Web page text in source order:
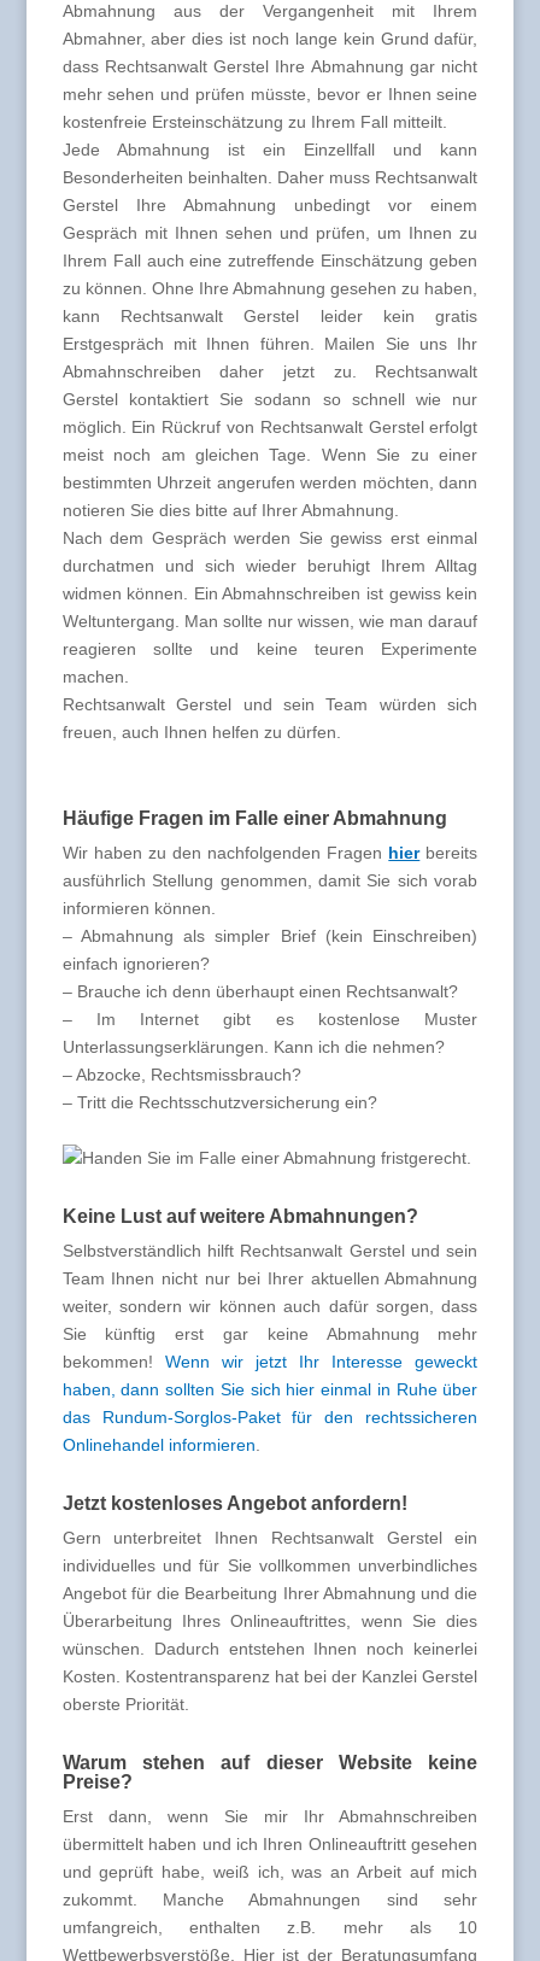
Abmahnung aus der Vergangenheit mit Ihrem
Abmahner, aber dies ist noch lange kein Grund dafür,
dass Rechtsanwalt Gerstel Ihre Abmahnung gar nicht
mehr sehen und prüfen müsste, bevor er Ihnen seine
kostenfreie Ersteinschätzung zu Ihrem Fall mitteilt.
Jede Abmahnung ist ein Einzellfall und kann
Besonderheiten beinhalten. Daher muss Rechtsanwalt
Gerstel Ihre Abmahnung unbedingt vor einem
Gespräch mit Ihnen sehen und prüfen, um Ihnen zu
Ihrem Fall auch eine zutreffende Einschätzung geben
zu können. Ohne Ihre Abmahnung gesehen zu haben,
kann Rechtsanwalt Gerstel leider kein gratis
Erstgespräch mit Ihnen führen. Mailen Sie uns Ihr
Abmahnschreiben daher jetzt zu. Rechtsanwalt
Gerstel kontaktiert Sie sodann so schnell wie nur
möglich. Ein Rückruf von Rechtsanwalt Gerstel erfolgt
meist noch am gleichen Tage. Wenn Sie zu einer
bestimmten Uhrzeit angerufen werden möchten, dann
notieren Sie dies bitte auf Ihrer Abmahnung.
Nach dem Gespräch werden Sie gewiss erst einmal
durchatmen und sich wieder beruhigt Ihrem Alltag
widmen können. Ein Abmahnschreiben ist gewiss kein
Weltuntergang. Man sollte nur wissen, wie man darauf
reagieren sollte und keine teuren Experimente
machen.
Rechtsanwalt Gerstel und sein Team würden sich
freuen, auch Ihnen helfen zu dürfen.
Häufige Fragen im Falle einer Abmahnung
Wir haben zu den nachfolgenden Fragen hierbereits
ausführlich Stellung genommen, damit Sie sich vorab
informieren können.
– Abmahnung als simpler Brief (kein Einschreiben)
einfach ignorieren?
– Brauche ich denn überhaupt einen Rechtsanwalt?
– Im Internet gibt es kostenlose Muster
Unterlassungserklärungen. Kann ich die nehmen?
– Abzocke, Rechtsmissbrauch?
– Tritt die Rechtsschutzversicherung ein?
Keine Lust auf weitere Abmahnungen?
Selbstverständlich hilft Rechtsanwalt Gerstel und sein
Team Ihnen nicht nur bei Ihrer aktuellen Abmahnung
weiter, sondern wir können auch dafür sorgen, dass
Sie künftig erst gar keine Abmahnung mehr
bekommen! Wenn wir jetzt Ihr Interesse geweckt
haben, dann sollten Sie sich hier einmal in Ruhe über
das Rundum-Sorglos-Paket für den rechtssicheren
Onlinehandel informieren.
Jetzt kostenloses Angebot anfordern!
Gern unterbreitet Ihnen Rechtsanwalt Gerstel ein
individuelles und für Sie vollkommen unverbindliches
Angebot für die Bearbeitung Ihrer Abmahnung und die
Überarbeitung Ihres Onlineauftrittes, wenn Sie dies
wünschen. Dadurch entstehen Ihnen noch keinerlei
Kosten. Kostentransparenz hat bei der Kanzlei Gerstel
oberste Priorität.
Warum stehen auf dieser Website keine
Preise?
Erst dann, wenn Sie mir Ihr Abmahnschreiben
übermittelt haben und ich Ihren Onlineauftritt gesehen
und geprüft habe, weiß ich, was an Arbeit auf mich
zukommt. Manche Abmahnungen sind sehr
umfangreich, enthalten z.B. mehr als 10
Wettbewerbsverstöße. Hier ist der Beratungsumfang